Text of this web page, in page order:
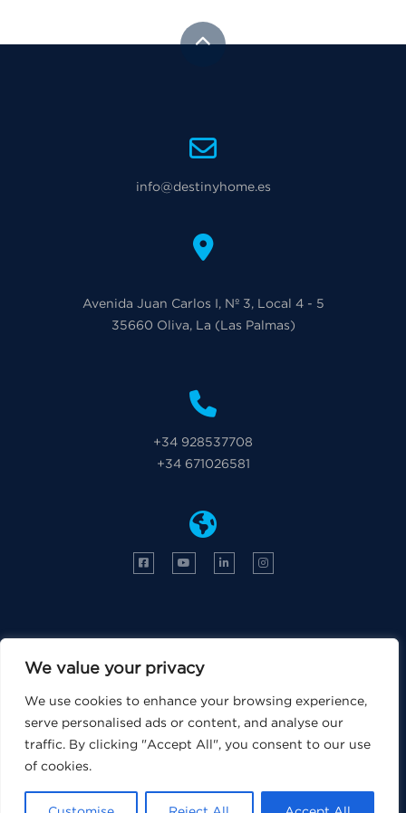
We value your privacy
We use cookies to enhance your browsing experience,
serve personalised ads or content, and analyse our
traffic. By clicking "Accept All", you consent to our use
of cookies.
info@destinyhome.es
Avenida Juan Carlos I, Nº 3, Local 4 - 5
35660 Oliva, La (Las Palmas)
+34 928537708
+34 671026581